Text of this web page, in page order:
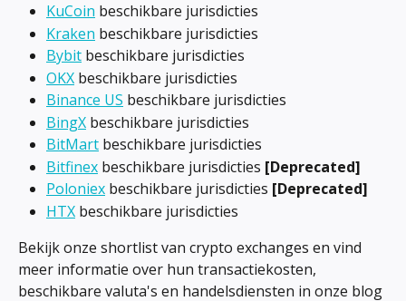
KuCoin beschikbare jurisdicties
Kraken beschikbare jurisdicties
Bybit beschikbare jurisdicties
OKX beschikbare jurisdicties
Binance US beschikbare jurisdicties
BingX beschikbare jurisdicties
BitMart beschikbare jurisdicties
Bitfinex beschikbare jurisdicties [Deprecated]
Poloniex beschikbare jurisdicties [Deprecated]
HTX beschikbare jurisdicties
Bekijk onze shortlist van crypto exchanges en vind
meer informatie over hun transactiekosten,
beschikbare valuta's en handelsdiensten in onze blog